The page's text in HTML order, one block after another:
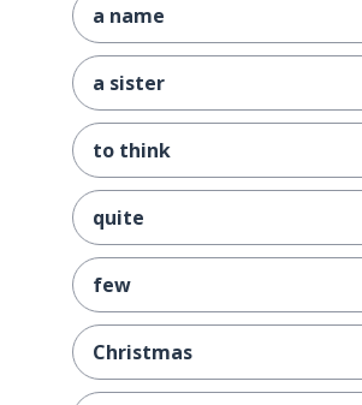
a name
a sister
to think
quite
few
Christmas